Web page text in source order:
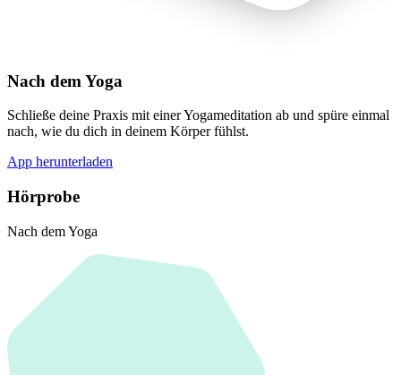
Nach dem Yoga
Schließe deine Praxis mit einer Yogameditation ab und spüre einmal
nach, wie du dich in deinem Körper fühlst.
App herunterladen
Hörprobe
Nach dem Yoga